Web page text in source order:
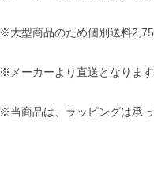
※大型商品のため個別送料
※メーカーより直送となりま
※当商品は、ラッピングは承